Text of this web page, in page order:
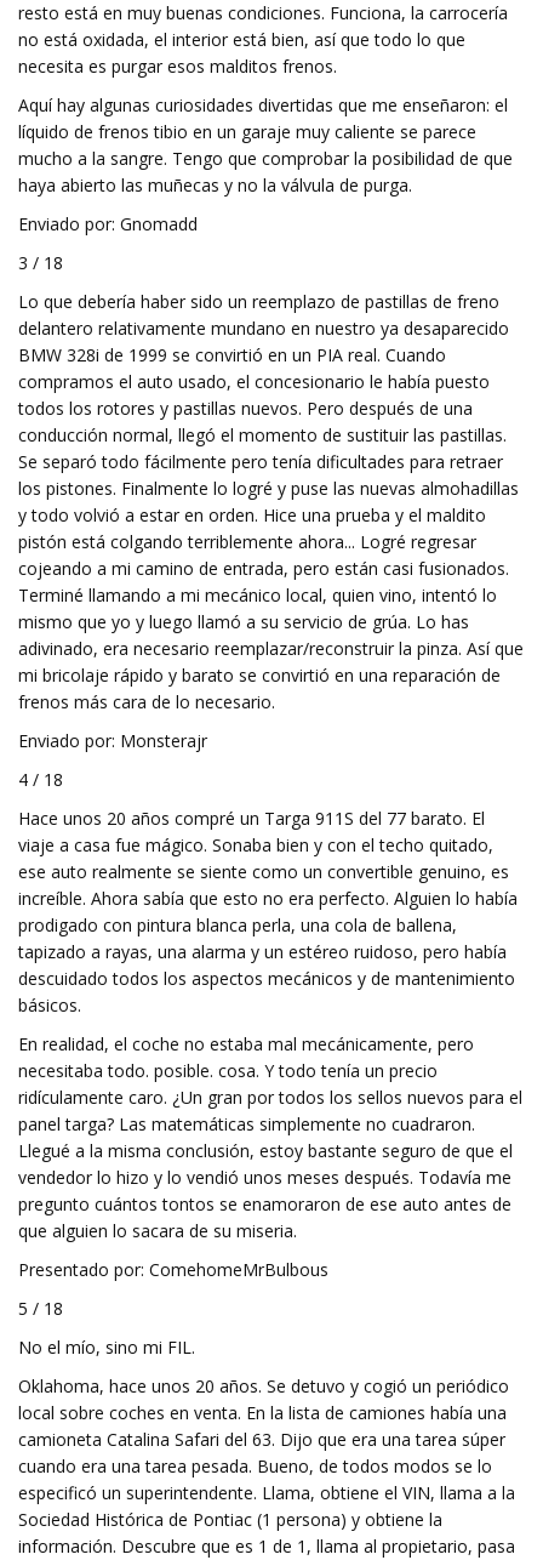
resto está en muy buenas condiciones. Funciona, la carrocería
no está oxidada, el interior está bien, así que todo lo que
necesita es purgar esos malditos frenos.
Aquí hay algunas curiosidades divertidas que me enseñaron: el
líquido de frenos tibio en un garaje muy caliente se parece
mucho a la sangre. Tengo que comprobar la posibilidad de que
haya abierto las muñecas y no la válvula de purga.
Enviado por: Gnomadd
3 / 18
Lo que debería haber sido un reemplazo de pastillas de freno
delantero relativamente mundano en nuestro ya desaparecido
BMW 328i de 1999 se convirtió en un PIA real. Cuando
compramos el auto usado, el concesionario le había puesto
todos los rotores y pastillas nuevos. Pero después de una
conducción normal, llegó el momento de sustituir las pastillas.
Se separó todo fácilmente pero tenía dificultades para retraer
los pistones. Finalmente lo logré y puse las nuevas almohadillas
y todo volvió a estar en orden. Hice una prueba y el maldito
pistón está colgando terriblemente ahora... Logré regresar
cojeando a mi camino de entrada, pero están casi fusionados.
Terminé llamando a mi mecánico local, quien vino, intentó lo
mismo que yo y luego llamó a su servicio de grúa. Lo has
adivinado, era necesario reemplazar/reconstruir la pinza. Así que
mi bricolaje rápido y barato se convirtió en una reparación de
frenos más cara de lo necesario.
Enviado por: Monsterajr
4 / 18
Hace unos 20 años compré un Targa 911S del 77 barato. El
viaje a casa fue mágico. Sonaba bien y con el techo quitado,
ese auto realmente se siente como un convertible genuino, es
increíble. Ahora sabía que esto no era perfecto. Alguien lo había
prodigado con pintura blanca perla, una cola de ballena,
tapizado a rayas, una alarma y un estéreo ruidoso, pero había
descuidado todos los aspectos mecánicos y de mantenimiento
básicos.
En realidad, el coche no estaba mal mecánicamente, pero
necesitaba todo. posible. cosa. Y todo tenía un precio
ridículamente caro. ¿Un gran por todos los sellos nuevos para el
panel targa? Las matemáticas simplemente no cuadraron.
Llegué a la misma conclusión, estoy bastante seguro de que el
vendedor lo hizo y lo vendió unos meses después. Todavía me
pregunto cuántos tontos se enamoraron de ese auto antes de
que alguien lo sacara de su miseria.
Presentado por: ComehomeMrBulbous
5 / 18
No el mío, sino mi FIL.
Oklahoma, hace unos 20 años. Se detuvo y cogió un periódico
local sobre coches en venta. En la lista de camiones había una
camioneta Catalina Safari del 63. Dijo que era una tarea súper
cuando era una tarea pesada. Bueno, de todos modos se lo
especificó un superintendente. Llama, obtiene el VIN, llama a la
Sociedad Histórica de Pontiac (1 persona) y obtiene la
información. Descubre que es 1 de 1, llama al propietario, pasa